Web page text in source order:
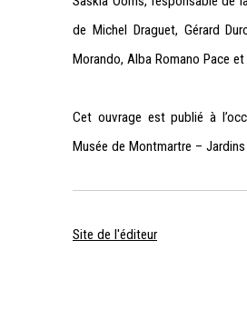
de Michel Draguet, Gérard
Morando, Alba Romano Pace et
Cet ouvrage est publié à
Musée de Montmartre –
Site de l'éditeur